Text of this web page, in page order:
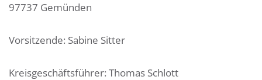
97737 Gemünden
Vorsitzende: Sabine Sitter
Kreisgeschäftsführer: Thomas Schlott